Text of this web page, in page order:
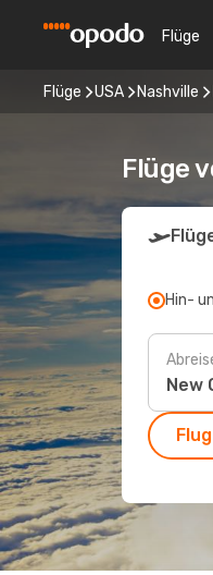
Flüge
Flüge USA Nashville
Flüge
Hin-